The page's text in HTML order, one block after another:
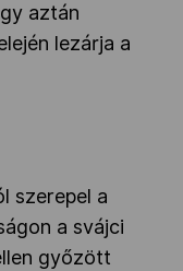
aztán
lezárja a
szerepel a
a svájci
győzött